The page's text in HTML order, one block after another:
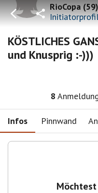
RioCopa(59)
KÖSTLICHES
und Knusprig :-)))
8
Infos Pinnwand